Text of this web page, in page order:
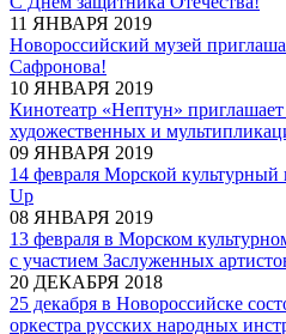
11 ЯНВАРЯ 2019
Новороссийский музей
Сафронова!
10 ЯНВАРЯ 2019
Кинотеатр «Нептун»
художественных и
09 ЯНВАРЯ 2019
14 февраля Морской культурный
Up
08 ЯНВАРЯ 2019
13 февраля в Морском
с участием Заслуженных
20 ДЕКАБРЯ 2018
25 декабря в Новороссийске
оркестра русских народных